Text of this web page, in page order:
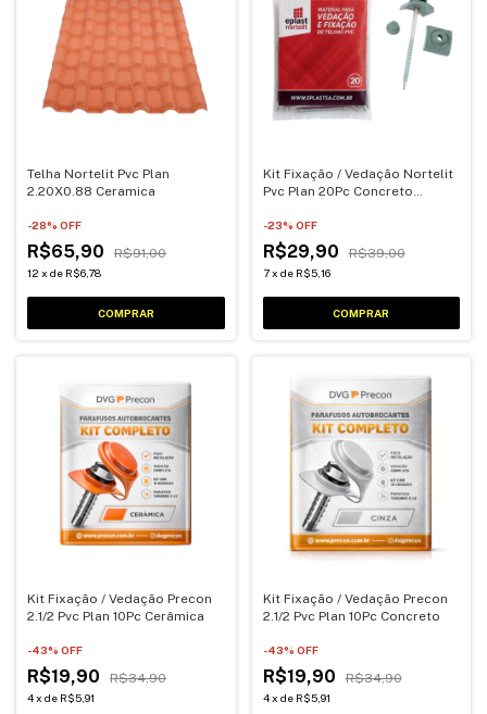
Telha Nortelit Pvc Plan
2.20X0.88 Ceramica
-28% OFF
R$65,90 R$91,00
12 x de R$6,78
Kit Fixação / Vedação Nortelit
Pvc Plan 20Pc Concreto
-23% OFF
R$29,90 R$39,00
7 x de R$5,16
Kit Fixação / Vedação Precon
2.1/2 Pvc Plan 10Pc Cerâmica
-43% OFF
R$19,90 R$34,90
4x de R$5,91
Kit Fixação / Vedação Precon
2.1/2 Pvc Plan 10Pc Concreto
-43% OFF
R$19,90 R$34,90
4 x de R$5,91